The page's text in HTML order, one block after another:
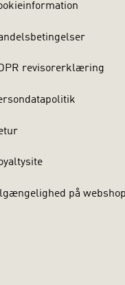
revisorerklæring
på